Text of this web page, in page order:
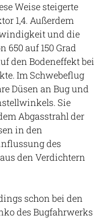
Weise steigerte
1,4. Außerdem
und die
650 auf 150 Grad
den Bodeneffekt bei
Im Schwebeflug
Düsen an Bug und
Sie
Abgasstrahl der
in den
des
den Verdichtern
schon bei den
des Bugfahrwerks